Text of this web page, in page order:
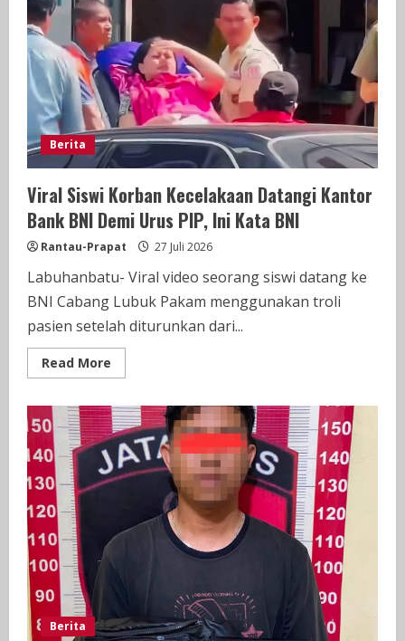
Labuhanbatu
Raya
Piala
Rektor
Universitas
Labuhanbatu
Ke-
II
Tahun
2026
Diselenggarakan
Dengan
Sukses
Berita
Viral Siswi Korban Kecelakaan Datangi Kantor
Bank BNI Demi Urus PIP, Ini Kata BNI
Rantau-Prapat 27 Juli 2026
Labuhanbatu- Viral video seorang siswi datang ke
BNI Cabang Lubuk Pakam menggunakan troli
pasien setelah diturunkan dari...
Read More
more
Siswi
Korban
Kecelakaan
Datangi
Kantor
Bank
BNI
PIP,
Ini
BNI
Berita